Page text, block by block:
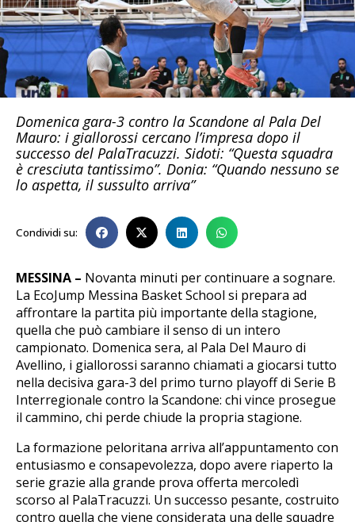
Domenica gara-3 contro la Scandone al Pala Del
Mauro: i giallorossi cercano l’impresa dopo il
successo del PalaTracuzzi. Sidoti: “Questa squadra
è cresciuta tantissimo”. Donia: “Quando nessuno se
lo aspetta, il sussulto arriva”
Condividi su:
MESSINA – Novanta minuti per continuare a sognare.
La EcoJump Messina Basket School si prepara ad
affrontare la partita più importante della stagione,
quella che può cambiare il senso di un intero
campionato. Domenica sera, al Pala Del Mauro di
Avellino, i giallorossi saranno chiamati a giocarsi tutto
nella decisiva gara-3 del primo turno playoff di Serie B
Interregionale contro la Scandone: chi vince prosegue
il cammino, chi perde chiude la propria stagione.
La formazione peloritana arriva all’appuntamento con
entusiasmo e consapevolezza, dopo avere riaperto la
serie grazie alla grande prova offerta mercoledì
scorso al PalaTracuzzi. Un successo pesante, costruito
contro quella che viene considerata una delle squadre